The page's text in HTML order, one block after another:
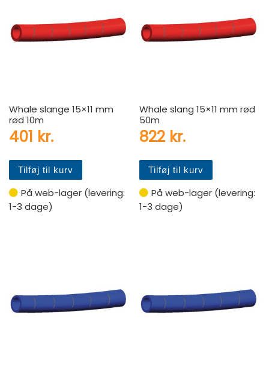
Whale slange 15×11 mm
rød 10m
401 kr.
Tilføj til kurv
På web-lager (levering:
1-3 dage)
Whale slang 15×11 mm rød
50m
822 kr.
Tilføj til kurv
På web-lager (levering:
1-3 dage)